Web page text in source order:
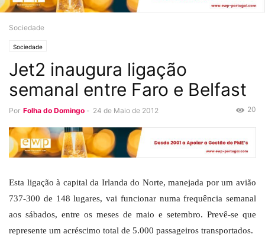
Sociedade
Sociedade
Jet2 inaugura ligação
semanal entre Faro e Belfast
Por Folha do Domingo - 24 de Maio de 2012 20
Esta ligação à capital da Irlanda do Norte, manejada por um avião
737-300 de 148 lugares, vai funcionar numa frequência semanal
aos sábados, entre os meses de maio e setembro. Prevê-se que
represente um acréscimo total de 5.000 passageiros transportados.